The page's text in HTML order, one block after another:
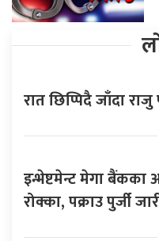
रात छिप्पिदै जाँदा
इन्भेष्टमेन्ट मेगा बैंकका
रोक्का, पक्राउ पुर्जी